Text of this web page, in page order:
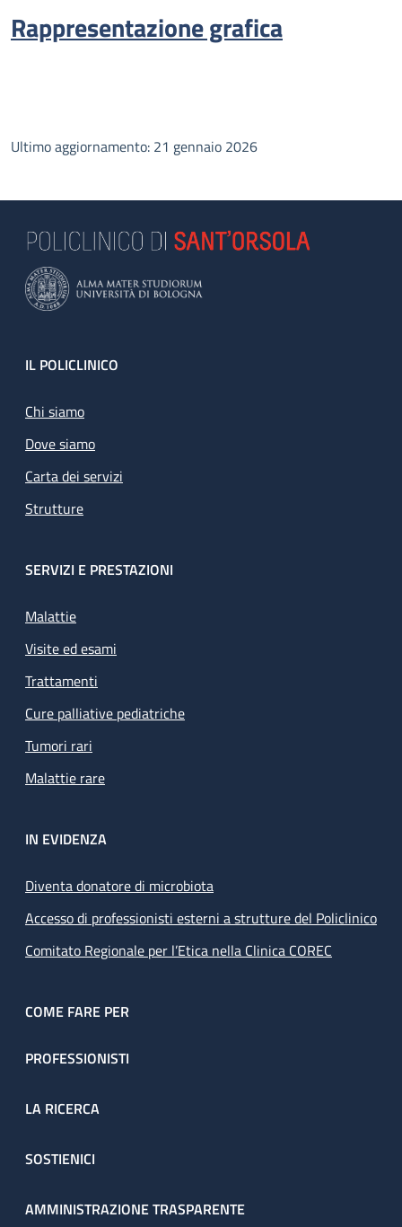
Rappresentazione grafica
Ultimo aggiornamento: 21 gennaio 2026
Footer
IL POLICLINICO
Chi siamo
Dove siamo
Carta dei servizi
Strutture
SERVIZI E PRESTAZIONI
Malattie
Visite ed esami
Trattamenti
Cure palliative pediatriche
Tumori rari
Malattie rare
IN EVIDENZA
Diventa donatore di microbiota
Accesso di professionisti esterni a strutture del Policlinico
Comitato Regionale per l’Etica nella Clinica COREC
COME FARE PER
PROFESSIONISTI
LA RICERCA
SOSTIENICI
AMMINISTRAZIONE TRASPARENTE